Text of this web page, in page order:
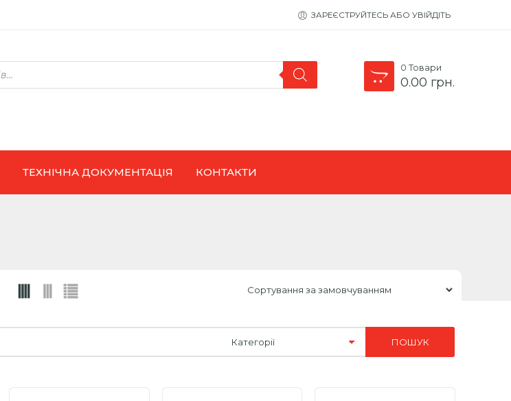
ЗАРЕЄСТРУЙТЕСЬ АБО УВІЙДІТЬ
0 Товари
0.00 грн.
ТЕХНІЧНА ДОКУМЕНТАЦІЯ КОНТАКТИ